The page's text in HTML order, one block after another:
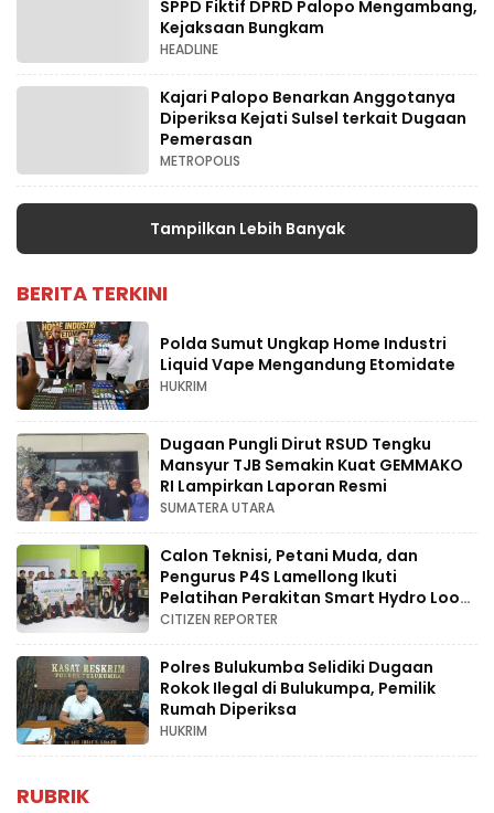
SPPD Fiktif DPRD Palopo Mengambang,
Kejaksaan Bungkam
HEADLINE
Kajari Palopo Benarkan Anggotanya
Diperiksa Kejati Sulsel terkait Dugaan
Pemerasan
METROPOLIS
Tampilkan Lebih Banyak
BERITA TERKINI
Polda Sumut Ungkap Home Industri
Liquid Vape Mengandung Etomidate
HUKRIM
Dugaan Pungli Dirut RSUD Tengku
Mansyur TJB Semakin Kuat GEMMAKO
RI Lampirkan Laporan Resmi
SUMATERA UTARA
Calon Teknisi, Petani Muda, dan
Pengurus P4S Lamellong Ikuti
Pelatihan Perakitan Smart Hydro Loop
di Desa Kajaolaliddong
CITIZEN REPORTER
Polres Bulukumba Selidiki Dugaan
Rokok Ilegal di Bulukumpa, Pemilik
Rumah Diperiksa
HUKRIM
RUBRIK